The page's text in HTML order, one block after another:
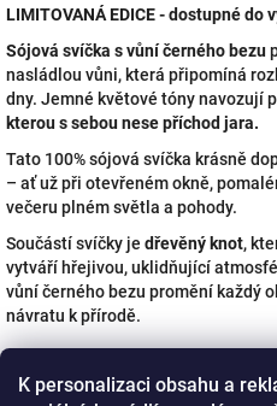
K personalizaci obsahu a
LIMITOVANÁ EDICE - dostupné do
Sójová svíčka s vůní černého bezu
nasládlou vůni, která připomíná
dny. Jemné květové tóny navozují
kterou s sebou nese příchod jara.
Tato 100% sójová svíčka krásně
– ať už při otevřeném okně,
večeru plném světla a pohody.
Součástí svíčky je dřevěný knot,
vytváří hřejivou, uklidňující
vůní černého bezu promění každý
návratu k přírodě.